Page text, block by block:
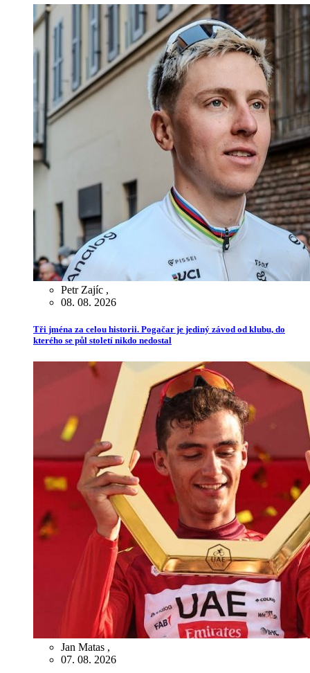
Petr Zajíc ,
08. 08. 2026
Tři jména za celou historii. Pogačar je jediný závod od klubu, do
kterého se půl století nikdo nedostal
Jan Matas ,
07. 08. 2026